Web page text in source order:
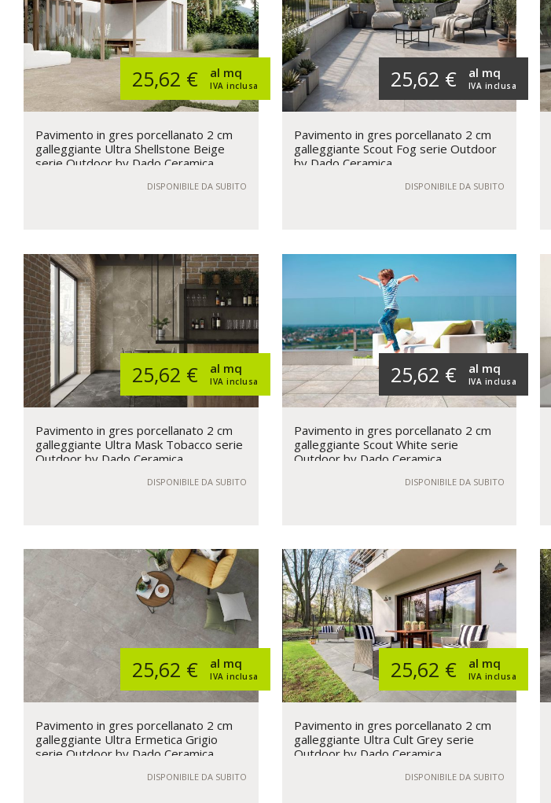
25,62 € IVA inclusa
al mq
Pavimento in gres porcellanato 2 cm
galleggiante Ultra Shellstone Beige
serie Outdoor by Dado Ceramica
DISPONIBILE DA SUBITO
25,62 € IVA inclusa
al mq
Pavimento in gres porcellanato 2 cm
galleggiante Scout Fog serie Outdoor
by Dado Ceramica
DISPONIBILE DA SUBITO
25,62 € IVA inclusa
al mq
Pavimento in gres porcellanato 2 cm
galleggiante Ultra Mask Tobacco serie
Outdoor by Dado Ceramica
DISPONIBILE DA SUBITO
25,62 € IVA inclusa
al mq
Pavimento in gres porcellanato 2 cm
galleggiante Scout White serie
Outdoor by Dado Ceramica
DISPONIBILE DA SUBITO
25,62 € IVA inclusa
al mq
Pavimento in gres porcellanato 2 cm
galleggiante Ultra Ermetica Grigio
serie Outdoor by Dado Ceramica
DISPONIBILE DA SUBITO
25,62 € IVA inclusa
al mq
Pavimento in gres porcellanato 2 cm
galleggiante Ultra Cult Grey serie
Outdoor by Dado Ceramica
DISPONIBILE DA SUBITO